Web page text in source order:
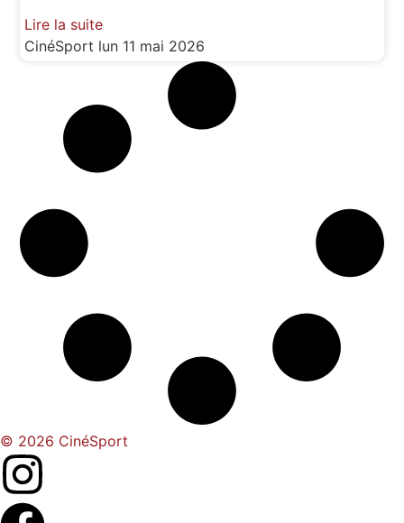
Lire la suite
CinéSport lun 11 mai 2026
© 2026 CinéSport